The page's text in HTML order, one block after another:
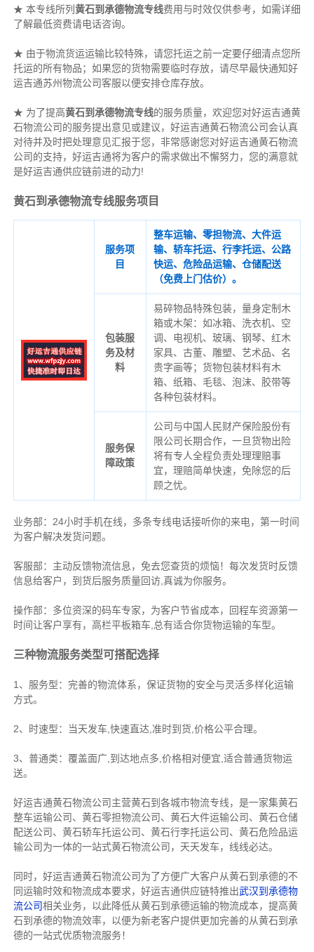
★ 本专线所列 黄石到承德物流专线费用与时效仅供参考，如需详细
了解最低资费请电话咨询。
★ 由于物流货运运输比较特殊，请您托运之前一定要仔细清点您所
托运的所有物品；如果您的货物需要临时存放，请尽早最快通知好
运吉通苏州物流公司客服以便安排仓库存放。
★ 为了提高黄石到承德物流专线的服务质量，欢迎您对好运吉通黄
石物流公司的服务提出意见或建议，好运吉通黄石物流公司会认真
对待并及时把处理意见汇报于您，非常感谢您对好运吉通黄石物流
公司的支持，好运吉通将为客户的需求做出不懈努力，您的满意就
是好运吉通供应链前进的动力!
黄石到承德物流专线服务项目
服务项
目
整车运输、零担物流、大件运
输、轿车托运、行李托运、公路
快运、危险品运输、仓储配送
（免费上门估价）。
包装服
务及材
料
易碎物品特殊包装，量身定制木
箱或木架：如冰箱、洗衣机、空
调、电视机、玻璃、钢琴、红木
家具、古董、雕塑、艺术品、名
贵字画等；货物包装材料有木
箱、纸箱、毛毯、泡沫、胶带等
各种包装材料。
服务保
障政策
公司与中国人民财产保险股份有
限公司长期合作，一旦货物出险
将有专人全程负责处理理赔事
宜，理赔简单快速，免除您的后
顾之忧。
业务部：24小时手机在线，多条专线电话接听你的来电，第一时间
为客户解决发货问题。
客服部：主动反馈物流信息，免去您查货的烦恼！每次发货时反馈
信息给客户，到货后服务质量回访,真诚为你服务。
操作部：多位资深的码车专家，为客户节省成本，回程车资源第一
时间让客户享有，高栏平板箱车,总有适合你货物运输的车型。
三种物流服务类型可搭配选择
1、服务型：完善的物流体系，保证货物的安全与灵活多样化运输
方式。
2、时速型：当天发车,快速直达,准时到货,价格公平合理。
3、普通类：覆盖面广,到达地点多,价格相对便宜,适合普通货物运
送。
好运吉通黄石物流公司主营黄石到各城市物流专线，是一家集黄石
整车运输公司、 黄石零担物流公司、 黄石大件运输公司、 黄石仓储
配送公司、 黄石轿车托运公司、 黄石行李托运公司、 黄石危险品运
输公司为一体的一站式黄石物流公司 ，天天发车，线线必达。
同时，好运吉通黄石物流公司为了方便广大客户从黄石到承德的不
同运输时效和物流成本要求，好运吉通供应链特推出武汉到承德物
流公司相关业务，以此降低从黄石到承德运输的物流成本，提高黄
石到承德的物流效率，以便为新老客户提供更加完善的从黄石到承
德的一站式优质物流服务！